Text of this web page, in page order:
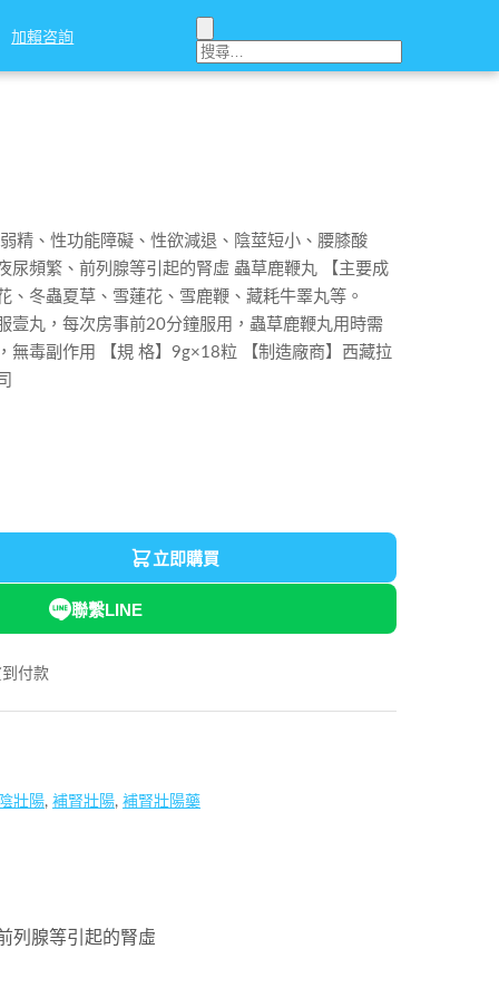
加賴咨詢
加賴咨詢
精、性功能障礙、性欲減退、陰莖短小、腰膝酸
尿頻繁、前列腺等引起的腎虛 蟲草鹿鞭丸 【主要成
、冬蟲夏草、雪蓮花、雪鹿鞭、藏耗牛睪丸等。
壹丸，每次房事前20分鐘服用，蟲草鹿鞭丸用時需
無毒副作用 【規 格】9g×18粒 【制造廠商】西藏拉
立即購買
聯繫LINE
付款
壯陽, 補腎壯陽, 補腎壯陽藥
列腺等引起的腎虛